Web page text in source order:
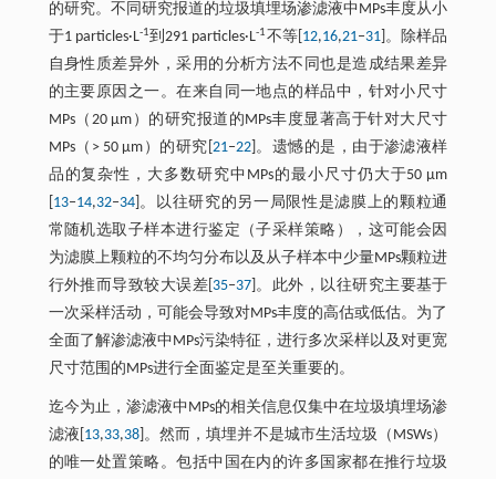
的研究。不同研究报道的垃圾填埋场渗滤液中MPs丰度从小
于1 particles·L-1到291 particles·L-1不等[ 12,16,21‒31]。除样品
自身性质差异外，采用的分析方法不同也是造成结果差异
的主要原因之一。在来自同一地点的样品中，针对小尺寸
MPs（20 μm）的研究报道的MPs丰度显著高于针对大尺寸
MPs（> 50 μm）的研究[ 21‒22]。遗憾的是，由于渗滤液样
品的复杂性，大多数研究中MPs的最小尺寸仍大于50 μm
13‒14,32‒34]。以往研究的另一局限性是滤膜上的颗粒通
常随机选取子样本进行鉴定（子采样策略），这可能会因
为滤膜上颗粒的不均匀分布以及从子样本中少量MPs颗粒进
行外推而导致较大误差[ 35‒37 ]。此外，以往研究主要基于
一次采样活动，可能会导致对MPs丰度的高估或低估。为了
全面了解渗滤液中MPs污染特征，进行多次采样以及对更宽
尺寸范围的MPs进行全面鉴定是至关重要的。
迄今为止，渗滤液中MPs的相关信息仅集中在垃圾填埋场渗
滤液[ 13,33,38]。然而，填埋并不是城市生活垃圾（MSWs）
的唯一处置策略。包括中国在内的许多国家都在推行垃圾